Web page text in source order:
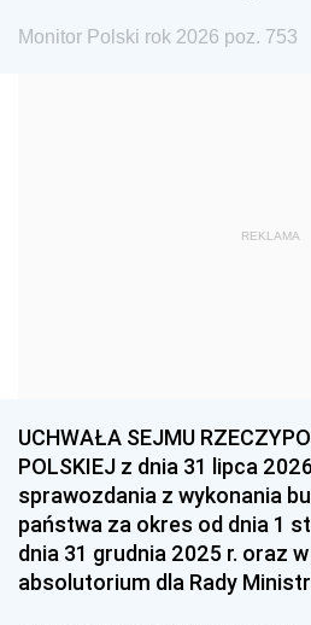
1975 1974
1959
1939 1938
1936 1930
Monitor Polski rok 2026 poz. 753
REKLAMA
UCHWAŁA SEJMU
POLSKIEJ z dnia 31 lipca
sprawozdania z wykonania
państwa za okres od dnia 1
dnia 31 grudnia 2025 r. oraz
absolutorium dla Rady